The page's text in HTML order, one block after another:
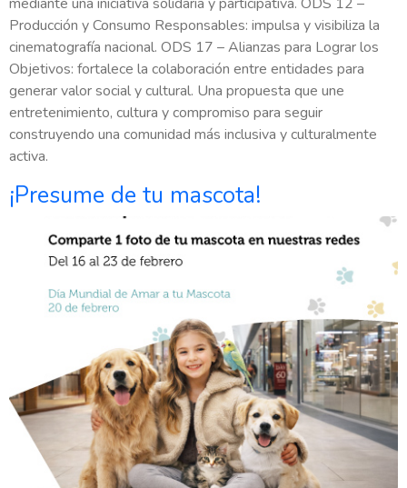
Producción y Consumo Responsables: impulsa y visibiliza la
cinematografía nacional. ODS 17 – Alianzas para Lograr los
Objetivos: fortalece la colaboración entre entidades para
generar valor social y cultural. Una propuesta que une
entretenimiento, cultura y compromiso para seguir
construyendo una comunidad más inclusiva y culturalmente
activa.
¡Presume de tu mascota!